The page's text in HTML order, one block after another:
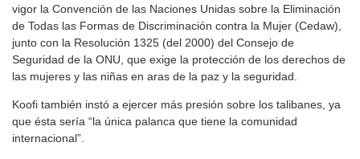
vigor la Convención de las Naciones Unidas sobre la Eliminación
de Todas las Formas de Discriminación contra la Mujer (Cedaw),
junto con la Resolución 1325 (del 2000) del Consejo de
Seguridad de la ONU, que exige la protección de los derechos de
las mujeres y las niñas en aras de la paz y la seguridad.
Koofi también instó a ejercer más presión sobre los talibanes, ya
que ésta sería “la única palanca que tiene la comunidad
internacional”.